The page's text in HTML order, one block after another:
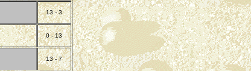
13 - 3
0 - 13
13 - 7